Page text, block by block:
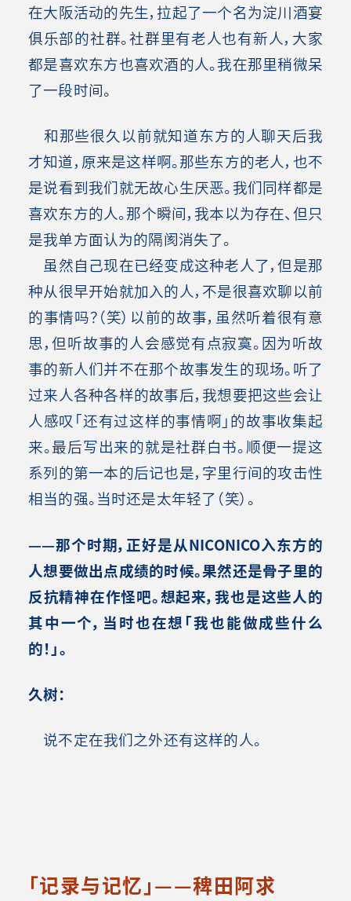
在大阪活动的先生，拉起了一个名为淀川酒宴
俱乐部的社群。社群里有老人也有新人，大家
都是喜欢东方也喜欢酒的人。我在那里稍微呆
了一段时间。
和那些很久以前就知道东方的人聊天后我
才知道，原来是这样啊。那些东方的老人，也不
是说看到我们就无故心生厌恶。我们同样都是
喜欢东方的人。那个瞬间，我本以为存在、但只
是我单方面认为的隔阂消失了。
虽然自己现在已经变成这种老人了，但是那
种从很早开始就加入的人，不是很喜欢聊以前
的事情吗？（笑）以前的故事，虽然听着很有意
思，但听故事的人会感觉有点寂寞。因为听故
事的新人们并不在那个故事发生的现场。听了
过来人各种各样的故事后，我想要把这些会让
人感叹「还有过这样的事情啊」的故事收集起
来。最后写出来的就是社群白书。顺便一提这
系列的第一本的后记也是，字里行间的攻击性
相当的强。当时还是太年轻了（笑）。
——那个时期，正好是从NICONICO入东方的
人想要做出点成绩的时候。果然还是骨子里的
反抗精神在作怪吧。想起来，我也是这些人的
其中一个，当时也在想「我也能做成些什么
的！」。
久树：
说不定在我们之外还有这样的人。
「记录与记忆」——稗田阿求